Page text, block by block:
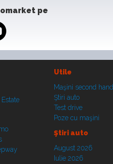
pe
Utile
Maşini second hand
Ştiri auto
Test drive
Poze cu maşini
Ştiri auto
August 2026
Iulie 2026